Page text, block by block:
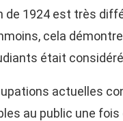
1924 est très
cela
était
actuelles
au public une fois